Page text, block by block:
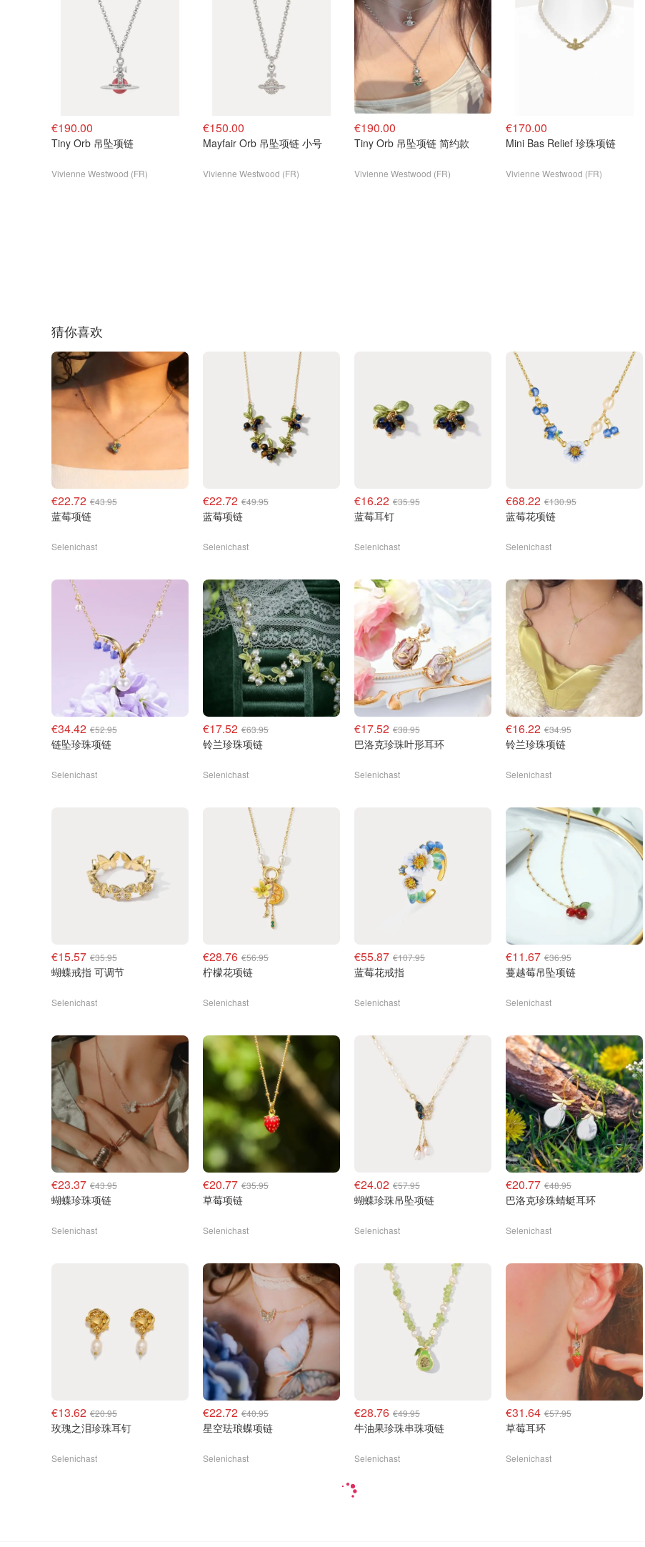
€190.00
Tiny Orb 吊坠项链
Vivienne Westwood (FR)
€150.00
Mayfair Orb 吊坠项链 小号
Vivienne Westwood (FR)
€190.00
Tiny Orb 吊坠项链 简约款
Vivienne Westwood (FR)
€170.00
Mini Bas Relief 珍珠项链
Vivienne Westwood (FR)
猜你喜欢
€22.72 €43.95
蓝莓项链
Selenichast
€22.72 €49.95
蓝莓项链
Selenichast
€16.22 €35.95
蓝莓耳钉
Selenichast
€68.22 €130.95
蓝莓花项链
Selenichast
€34.42 €52.95
链坠珍珠项链
Selenichast
€17.52 €63.95
铃兰珍珠项链
Selenichast
€17.52 €38.95
巴洛克珍珠叶形耳环
Selenichast
€16.22 €34.95
铃兰珍珠项链
Selenichast
€15.57 €35.95
蝴蝶戒指 可调节
Selenichast
€28.76 €56.95
柠檬花项链
Selenichast
€55.87 €107.95
蓝莓花戒指
Selenichast
€11.67 €36.95
蔓越莓吊坠项链
Selenichast
€23.37 €43.95
蝴蝶珍珠项链
Selenichast
€20.77 €35.95
草莓项链
Selenichast
€24.02 €57.95
蝴蝶珍珠吊坠项链
Selenichast
€20.77 €48.95
巴洛克珍珠蜻蜓耳环
Selenichast
€13.62 €20.95
玫瑰之泪珍珠耳钉
Selenichast
€22.72 €40.95
星空珐琅蝶项链
Selenichast
€28.76 €49.95
牛油果珍珠串珠项链
Selenichast
€31.64 €57.95
草莓耳环
Selenichast